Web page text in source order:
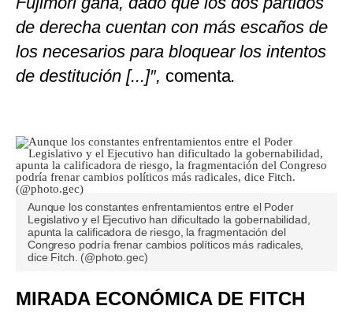
de derecha cuentan con más escaños de
los necesarios para bloquear los intentos
de destitución [...]″, comenta.
Aunque los constantes enfrentamientos entre el Poder
Legislativo y el Ejecutivo han dificultado la gobernabilidad,
apunta la calificadora de riesgo, la fragmentación del
Congreso podría frenar cambios políticos más radicales,
dice Fitch. (@photo.gec)
MIRADA ECONÓMICA DE FITCH